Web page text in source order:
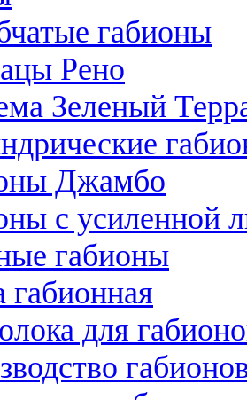
габионы
Рено
Зеленый
Джамбо
с усиленной
габионы
габионная
для